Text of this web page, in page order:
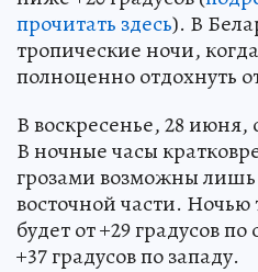
прочитать здесь). В
тропические ночи,
полноценно отдохнуть
В воскресенье, 28 июня,
В ночные часы
грозами возможны
восточной части. Ночью
будет от +29 градусов
+37 градусов по западу.